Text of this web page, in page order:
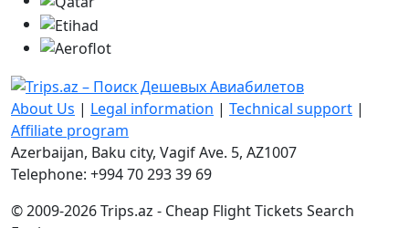
About Us | Legal information | Technical support |
Affiliate program
Azerbaijan, Baku city, Vagif Ave. 5, AZ1007
Telephone: +994 70 293 39 69
© 2009-2026 Trips.az - Cheap Flight Tickets Search